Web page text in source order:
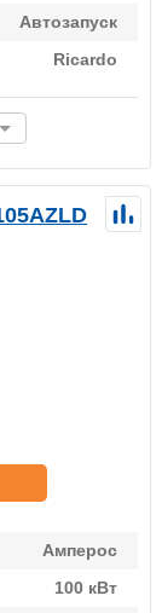
Автозапуск
Ricardo
Амперос
100 кВт